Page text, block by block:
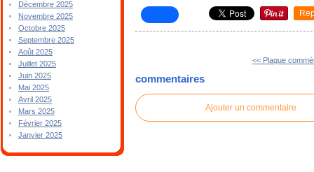
Décembre 2025
Novembre 2025
Octobre 2025
Septembre 2025
Août 2025
Juillet 2025
Juin 2025
Mai 2025
Avril 2025
Mars 2025
Février 2025
Janvier 2025
<< Plaque
commentaires
Ajouter un commentaire